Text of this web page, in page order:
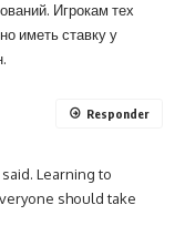
Игрокам тех
иметь ставку у
Learning to
should take
Responder